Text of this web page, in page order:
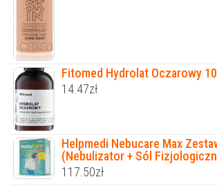
Fitomed Hydrolat Oczarowy
14.47zł
Helpmedi Nebucare Max
(Nebulizator + Sól
117.50zł